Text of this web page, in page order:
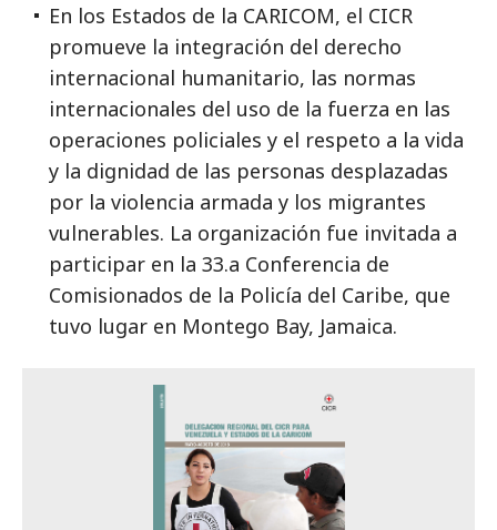
En los Estados de la CARICOM, el CICR
promueve la integración del derecho
internacional humanitario, las normas
internacionales del uso de la fuerza en las
operaciones policiales y el respeto a la vida
y la dignidad de las personas desplazadas
por la violencia armada y los migrantes
vulnerables. La organización fue invitada a
participar en la 33.a Conferencia de
Comisionados de la Policía del Caribe, que
tuvo lugar en Montego Bay, Jamaica.